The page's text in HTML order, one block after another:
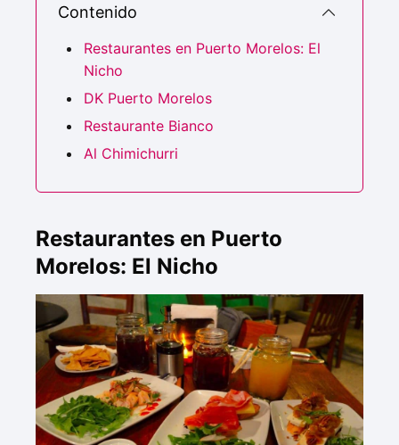
Contenido
Restaurantes en Puerto Morelos: El
Nicho
DK Puerto Morelos
Restaurante Bianco
Al Chimichurri
Restaurantes en Puerto
Morelos: El Nicho